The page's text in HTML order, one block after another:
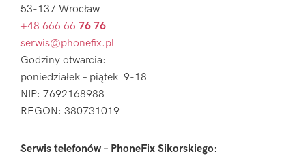
53-137 Wrocław
+48 666 66 76 76
serwis@phonefix.pl
Godziny otwarcia:
poniedziałek – piątek 9-18
NIP: 7692168988
REGON: 380731019
Serwis telefonów – PhoneFix Sikorskiego: